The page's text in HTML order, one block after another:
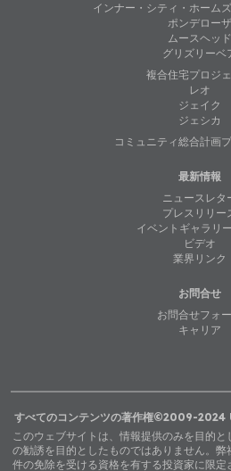
インナー・シティ・ホーム
ポンデローザ
ムースヘッド
グリズリーベ
複合住宅プロジ
レオ
ジェイク
ジェシカ
コミュニティ総合計画
最新情報
ニュースレタ
プレスリリー
イベントギャラリ
ビデオ
業界リンク
お問合せ
お問合せフォ
キャリア
すべてのコンテンツの著作権©2009-
このウェブサイトは、情報提供のみを目的
の勧誘を目的としたものではありません。
件の免除を受ける資格を有する投資家に限定